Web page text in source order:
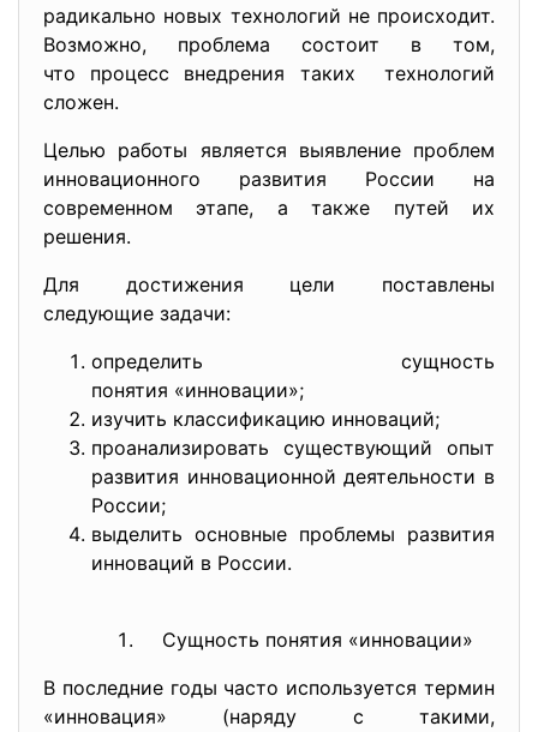
радикально новых технологий не происходит.
Возможно, проблема состоит в том,
что процесс внедрения таких технологий
сложен.
Целью работы является выявление проблем
инновационного развития России на
современном этапе, а также путей их
решения.
Для достижения цели поставлены
следующие задачи:
определить сущность
понятия «инновации»;
изучить классификацию инноваций;
проанализировать существующий опыт
развития инновационной деятельности в
России;
выделить основные проблемы развития
инноваций в России.
Сущность понятия «инновации»
В последние годы часто используется термин
«инновация» (наряду с такими,